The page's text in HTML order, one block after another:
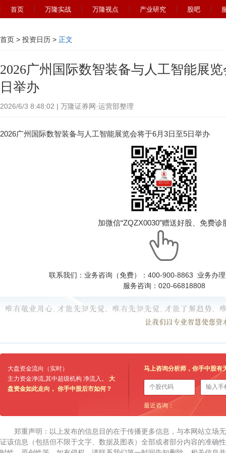
首页 万隆实战 万隆视点 产业研究 股吧
首页 > 投资日历 > 正文
2026广州国际数智装备与人工智能展
日举办
2026/6/3 8:48:02 | 万隆证券网·运营部整理
2026广州国际数智装备与人工智能展览会将于6月3日至5日举办
加微信“ZQZX0030”赠送好股、免费诊
联系我们：业务咨询（免费）：400-900-8863 业务办
服务咨询：020-66818808
大盘资金流向（实时）
主力资金净流,其中超级机构 净流入 。
大
盘资金如此走向， 你手中股后市如何？
马上咨询分析师，你手中股有
最近咨询：
郑重声明：以上发布的信息目的在于传播更多信息，与本网站立场
证该信息（包括但不限于文字、数据及图表）全部或者部分内容的准确